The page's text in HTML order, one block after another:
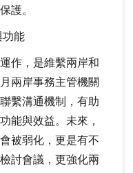
護。
功能
作，是維繫兩岸和
兩岸事務主管機關
繫溝通機制，有助
能與效益。未來，
被弱化，更是有不
討會議，更強化兩